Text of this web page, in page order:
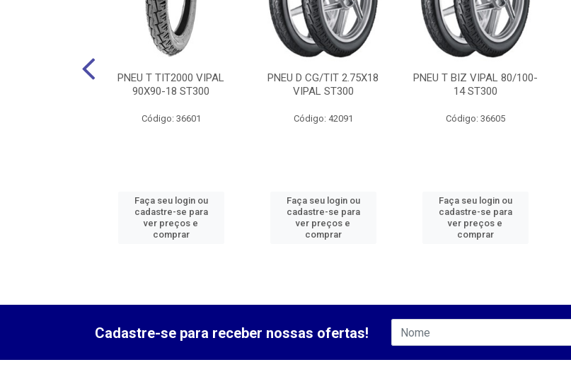
PNEU T TIT2000 VIPAL
90X90-18 ST300
Código: 36601
Faça seu login ou
cadastre-se para
ver preços e
comprar
PNEU D CG/TIT 2.75X18
VIPAL ST300
Código: 42091
Faça seu login ou
cadastre-se para
ver preços e
comprar
PNEU T BIZ VIPAL 80/100-
14 ST300
Código: 36605
Faça seu login ou
cadastre-se para
ver preços e
comprar
Cadastre-se para receber nossas ofertas!